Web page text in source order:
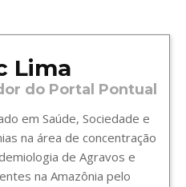
Lima
do Portal Pontual
em Saúde, Sociedade e
na área de concentração
de Agravos e
na Amazônia pelo